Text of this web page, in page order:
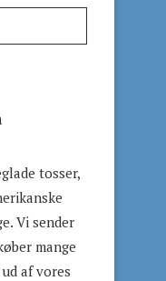
tosser,
Vi sender
mange
af vores